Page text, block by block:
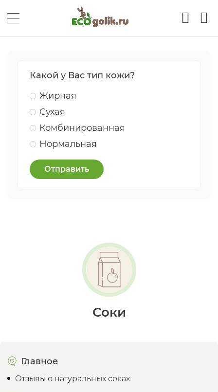
Какой у Вас тип кожи?
Жирная
Сухая
Комбинированная
Нормальная
Отправить
Соки
Главное
Отзывы о натуральных соках